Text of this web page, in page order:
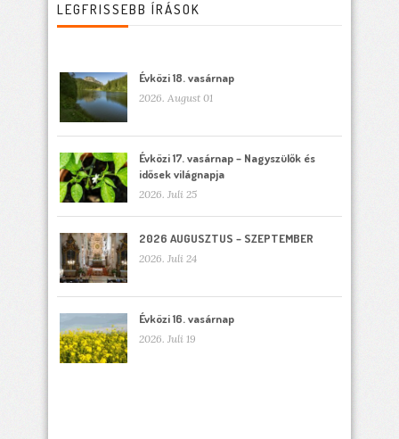
LEGFRISSEBB ÍRÁSOK
Évközi 18. vasárnap
2026. August 01
Évközi 17. vasárnap – Nagyszülők és
idősek világnapja
2026. Juli 25
2026 AUGUSZTUS – SZEPTEMBER
2026. Juli 24
Évközi 16. vasárnap
2026. Juli 19